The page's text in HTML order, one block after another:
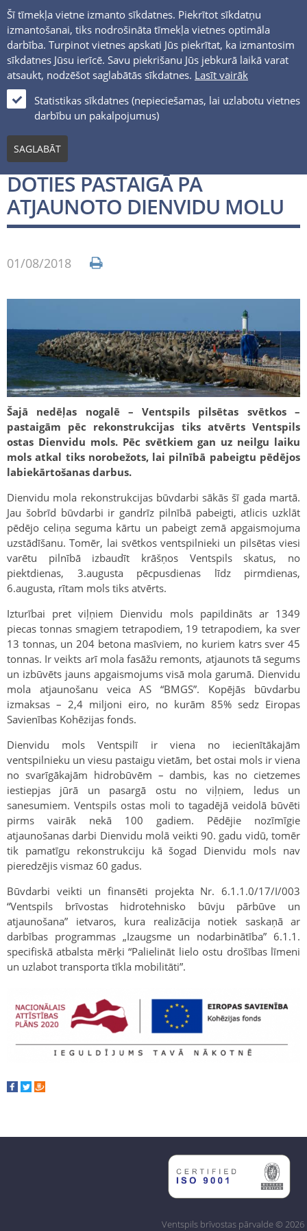
Šī tīmekļa vietne izmanto sīkdatnes. Piekrītot sīkdatņu
izmantošanai, tiks nodrošināta tīmekļa vietnes optimāla
darbība. Turpinot vietnes apskati Jūs piekrītat, ka izmantosim
sīkdatnes Jūsu ierīcē. Savu piekrišanu Jūs jebkurā laikā varat
atsaukt, nodzēšot saglabātās sīkdatnes. Lasīt vairāk
Statistikas sīkdatnes (nepieciešamas, lai uzlabotu vietnes
darbību un pakalpojumus)
SAGLABĀT
Jaunumi un notikumi
PILSĒTAS SVĒTKOS VARĒS
DOTIES PASTAIGĀ PA
ATJAUNOTO DIENVIDU MOLU
01/08/2018
Šajā nedēļas nogalē – Ventspils pilsētas svētkos –
pastaigām pēc rekonstrukcijas tiks atvērts Ventspils
ostas Dienvidu mols. Pēc svētkiem gan uz neilgu laiku
mols atkal tiks norobežots, lai pilnībā pabeigtu pēdējos
labiekārtošanas darbus.
Dienvidu mola rekonstrukcijas būvdarbi sākās šī gada martā.
Jau šobrīd būvdarbi ir gandrīz pilnībā pabeigti, atlicis uzklāt
pēdējo celiņa seguma kārtu un pabeigt zemā apgaismojuma
uzstādīšanu. Tomēr, lai svētkos ventspilnieki un pilsētas viesi
varētu pilnībā izbaudīt krāšņos Ventspils skatus, no
piektdienas, 3.augusta pēcpusdienas līdz pirmdienas,
6.augusta, rītam mols tiks atvērts.
Izturībai pret viļņiem Dienvidu mols papildināts ar 1349
piecas tonnas smagiem tetrapodiem, 19 tetrapodiem, ka sver
13 tonnas, un 204 betona masīviem, no kuriem katrs sver 45
tonnas. Ir veikts arī mola fasāžu remonts, atjaunots tā segums
un izbūvēts jauns apgaismojums visā mola garumā. Dienvidu
mola atjaunošanu veica AS “BMGS”. Kopējās būvdarbu
izmaksas – 2,4 miljoni eiro, no kurām 85% sedz Eiropas
Savienības Kohēzijas fonds.
Dienvidu mols Ventspilī ir viena no iecienītākajām
ventspilnieku un viesu pastaigu vietām, bet ostai mols ir viena
no svarīgākajām hidrobūvēm – dambis, kas no cietzemes
iestiepjas jūrā un pasargā ostu no viļņiem, ledus un
sanesumiem. Ventspils ostas moli to tagadējā veidolā būvēti
pirms vairāk nekā 100 gadiem. Pēdējie nozīmīgie
atjaunošanas darbi Dienvidu molā veikti 90. gadu vidū, tomēr
tik pamatīgu rekonstrukciju kā šogad Dienvidu mols nav
pieredzējis vismaz 60 gadus.
Būvdarbi veikti un finansēti projekta Nr. 6.1.1.0/17/I/003
“Ventspils brīvostas hidrotehnisko būvju pārbūve un
atjaunošana” ietvaros, kura realizācija notiek saskaņā ar
darbības programmas „Izaugsme un nodarbinātība” 6.1.1.
specifiskā atbalsta mērķi “Palielināt lielo ostu drošības līmeni
un uzlabot transporta tīkla mobilitāti”.
Ventspils brīvostas pārvalde © 2026